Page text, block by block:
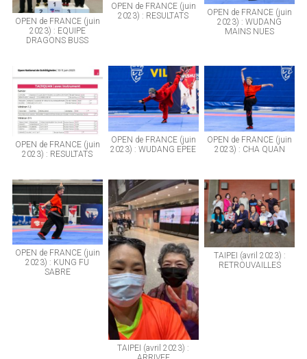
OPEN de FRANCE (juin
2023) : EQUIPE
DRAGONS BUSS
OPEN de FRANCE (juin
2023) : RESULTATS
OPEN de FRANCE (juin
2023) : WUDANG
MAINS NUES
OPEN de FRANCE (juin
2023) : RESULTATS
OPEN de FRANCE (juin
2023) : WUDANG EPEE
OPEN de FRANCE (juin
2023) : CHA QUAN
OPEN de FRANCE (juin
2023) : KUNG FU
SABRE
TAIPEI (avril 2023) :
TAIPEI (avril 2023) :
RETROUVAILLES